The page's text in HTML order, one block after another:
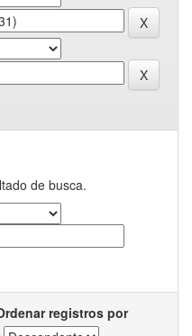
de busca.
registros por